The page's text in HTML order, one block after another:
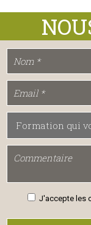
J'accepte les